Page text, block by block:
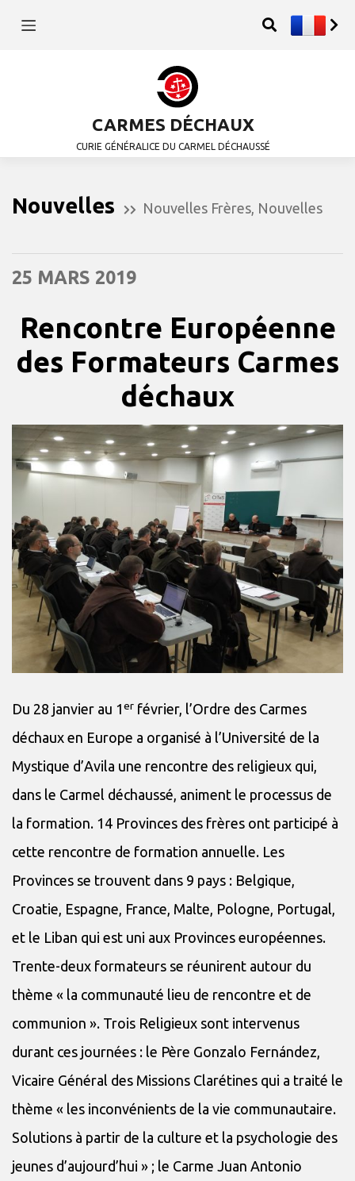
CARMES DÉCHAUX
CURIE GÉNÉRALICE DU CARMEL DÉCHAUSSÉ
Nouvelles Nouvelles Frères Nouvelles
25 MARS 2019
Rencontre Européenne
des Formateurs Carmes
déchaux
Du 28 janvier au 1er février, l’Ordre des Carmes
déchaux en Europe a organisé à l’Université de la
Mystique d’Avila une rencontre des religieux qui,
dans le Carmel déchaussé, animent le processus de
la formation. 14 Provinces des frères ont participé à
cette rencontre de formation annuelle. Les
Provinces se trouvent dans 9 pays : Belgique,
Croatie, Espagne, France, Malte, Pologne, Portugal,
et le Liban qui est uni aux Provinces européennes.
Trente-deux formateurs se réunirent autour du
thème « la communauté lieu de rencontre et de
communion ». Trois Religieux sont intervenus
durant ces journées : le Père Gonzalo Fernández,
Vicaire Général des Missions Clarétines qui a traité le
thème « les inconvénients de la vie communautaire.
Solutions à partir de la culture et la psychologie des
jeunes d’aujourd’hui » ; le Carme Juan Antonio